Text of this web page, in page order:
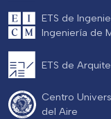
ETS de
Ingeniería de
ETS de
Centro
del Aire